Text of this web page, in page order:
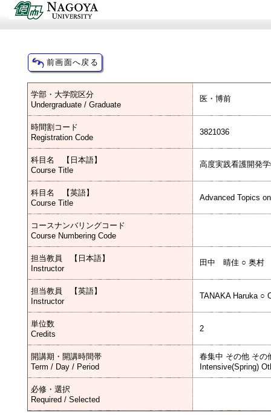
学部・大学院区分
Undergraduate / Graduate
医・博前
時間割コード
Registration Code
3821036
科目名 【日本語】
Course Title
高度実践看護開発
科目名 【英語】
Course Title
Advanced Topics
コースナンバリングコード
Course Numbering Code
担当教員 【日本語】
Instructor
田中 晴佳 ○ 奥村
担当教員 【英語】
Instructor
TANAKA Haruka ○
単位数
Credits
2
開講期・開講時間帯
Term / Day / Period
春集中 その他 その
Intensive(Spring)
必修・選択
Required / Selected